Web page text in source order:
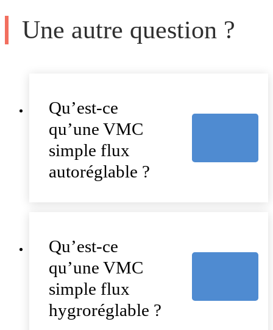
Une autre question ?
Qu’est-ce
qu’une VMC
simple flux
autoréglable ?
Qu’est-ce
qu’une VMC
simple flux
hygroréglable ?